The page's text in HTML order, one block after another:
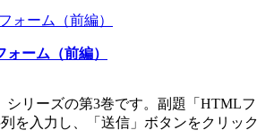
ーム（前編）
シリーズの第3巻です。副題「
を入力し、「送信」ボタンをクリッ